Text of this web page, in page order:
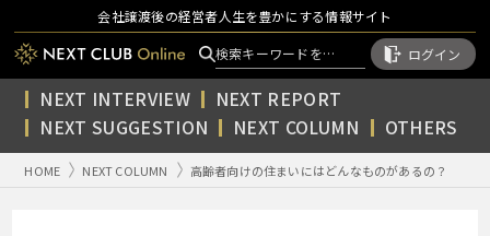
会社譲渡後の経営者人生を豊かにする情報サイト
ログイン
NEXT INTERVIEW
NEXT REPORT
NEXT SUGGESTION
NEXT COLUMN OTHERS
HOME NEXT COLUMN 高齢者向けの住まいにはどんなものがあるの？